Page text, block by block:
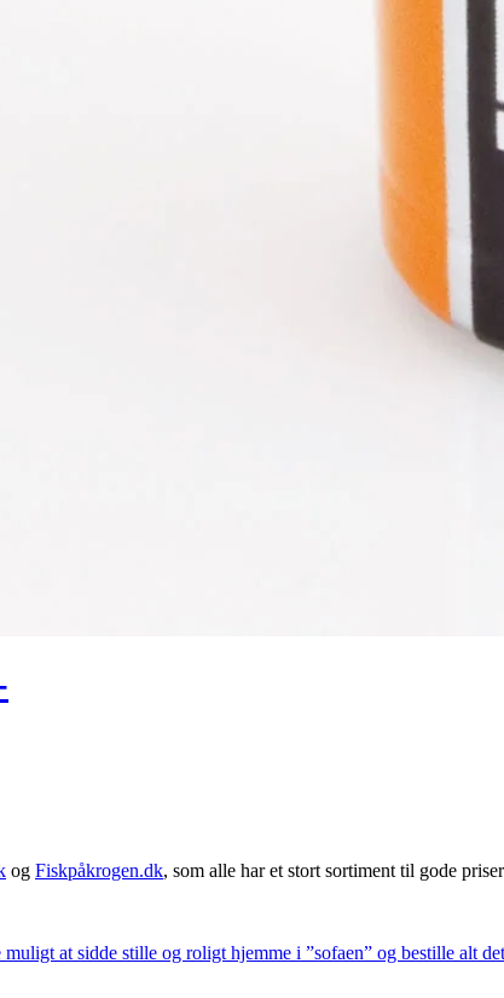
og Fiskpåkrogen.dk, som alle har et stort sortiment til gode
at sidde stille og roligt hjemme i ”sofaen” og bestille alt